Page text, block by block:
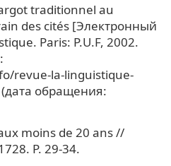
traditionnel au
des cités [Электронный
Paris: P.U.F, 2002.
revue-la-linguistique-
обращения:
moins de 20 ans //
P. 29-34.